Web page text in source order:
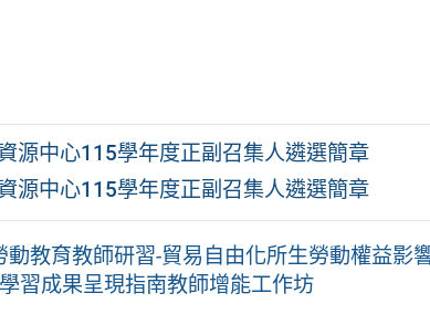
源中心115學年度正副召集人遴選簡章
源中心115學年度正副召集人遴選簡章
動教育教師研習-貿易自由化所生勞動權益影
習成果呈現指南教師增能工作坊